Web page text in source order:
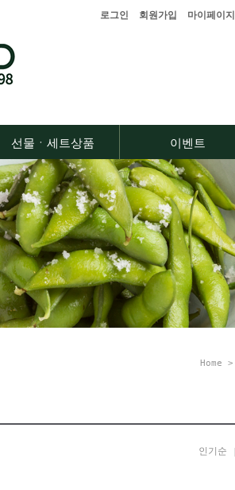
로그인 회원가입 마이페이지
선물ㆍ세트상품 이벤트
Home >
인기순